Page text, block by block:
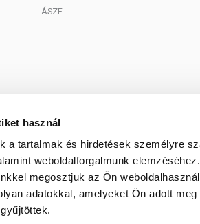
használ
a tartalmak és hirdetések személyre
weboldalforgalmunk
megosztjuk az Ön
adatokkal, amelyeket Ön adott
ÁSZF